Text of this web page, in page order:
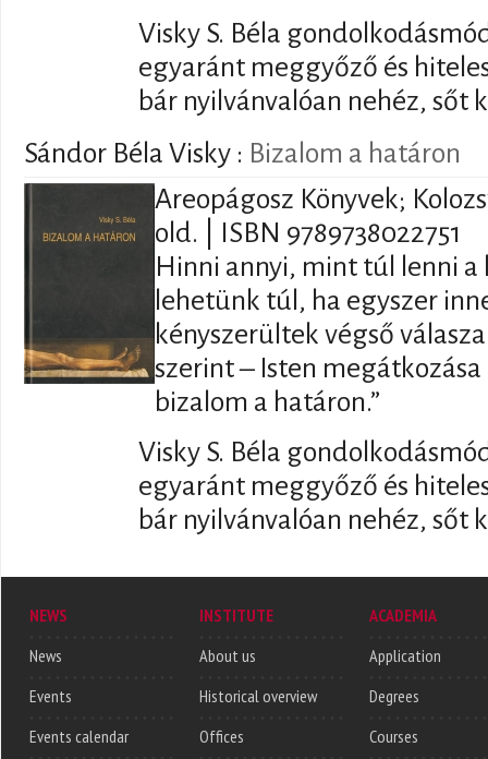
Visky ​​S. Béla
egyaránt meggyőző és
bár nyilvánvalóan nehéz, sőt
Sándor Béla Visky : Bizalom a határon
Areopágosz Könyvek;
old. | ISBN 9789738022751
Hinni annyi, mint túl lenni a
lehetünk túl, ha egyszer
kényszerültek végső
szerint – Isten megátkozása
bizalom a határon.”
Visky ​​S. Béla
egyaránt meggyőző és
bár nyilvánvalóan nehéz, sőt
NEWS
News
Events
Events calendar
INSTITUTE
About us
Historical overview
Offices
ACADEMIA
Application
Degrees
Courses